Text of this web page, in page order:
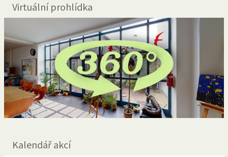
Virtuální prohlídka
Kalendář akcí